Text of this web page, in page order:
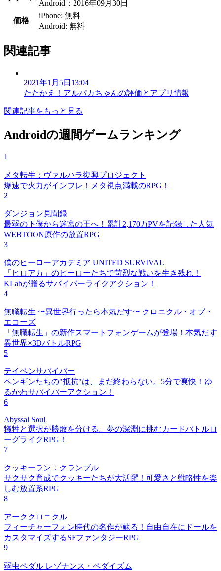
Android：2016年09月30日
価格
iPhone: 無料
Android: 無料
関連記事
2021年1月5日13:04
たたかえ！アルパカちゃんの評価とアプリ情報
関連記事をもっと見る
Androidの週間ゲームランキング
1
メタ転生：ヴァルハラ復興プロジェクト
爆速で火力がインフレ！メタ視点満載のRPG！
2
ダンジョン見聞録
最弱の下僕から迷宮の王へ！累計2,170万PVを記録した人気
WEBTOON原作の放置RPG
3
僕のヒーローアカデミア UNITED SURVIVAL
「ヒロアカ」のヒーローたちで苛烈な戦いを生き残れ！
KLabが贈るサバイバーライクアクション！
4
無職転生 〜異世界行ったら本気だす〜 クロニクル・オブ・
エコーズ
「無職転生」の新作スマートフォンゲームが登場！本気だす
異世界×3DバトルRPG
5
テイペンサバイバー
ペンギンたちの"抵抗"は、まだ終わらない。5分で爽快！ゆ
るかわサバイバーアクション！
6
Abyssal Soul
犠牲と選択が勝敗を分ける。夢の深淵に挑むカードバトルロ
ーグライクRPG！
7
クッキーラン：クランブル
サクサク育成でクッキーたちが大活躍！可愛さと戦略性を楽
しむ放置系RPG
8
アーククロニクル
フィーチャーフォン時代の名作が蘇る！自由自在にドールを
カスタマイズするSFファンタジーRPG
9
弱虫ペダル レゾナンス・ペダイズム